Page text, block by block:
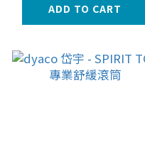
ADD TO CART